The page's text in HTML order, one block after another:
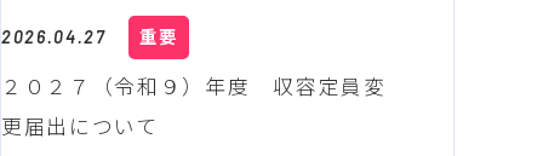
2026.04.27 重要
２０２７（令和９）年度 収容定員変
更届出について